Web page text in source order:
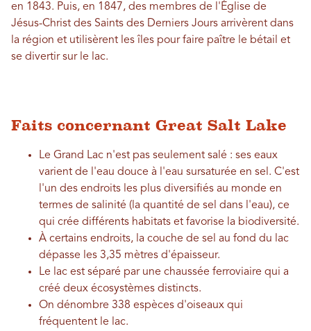
en 1843. Puis, en 1847, des membres de l'Église de
Jésus-Christ des Saints des Derniers Jours arrivèrent dans
la région et utilisèrent les îles pour faire paître le bétail et
se divertir sur le lac.
Faits concernant Great Salt Lake
Le Grand Lac n'est pas seulement salé : ses eaux
varient de l'eau douce à l'eau sursaturée en sel. C'est
l'un des endroits les plus diversifiés au monde en
termes de salinité (la quantité de sel dans l'eau), ce
qui crée différents habitats et favorise la biodiversité.
À certains endroits, la couche de sel au fond du lac
dépasse les 3,35 mètres d'épaisseur.
Le lac est séparé par une chaussée ferroviaire qui a
créé deux écosystèmes distincts.
On dénombre 338 espèces d'oiseaux qui
fréquentent le lac.